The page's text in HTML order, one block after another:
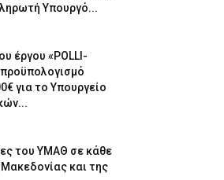
Υπουργό...
έργου «POLLI-
προϋπολογισμό
για το Υπουργείο
του ΥΜΑΘ σε κάθε
και της